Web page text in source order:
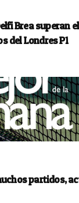
Brea superan
del Londres P1
partidos,